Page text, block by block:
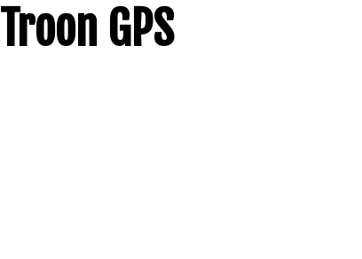
Troon GPS